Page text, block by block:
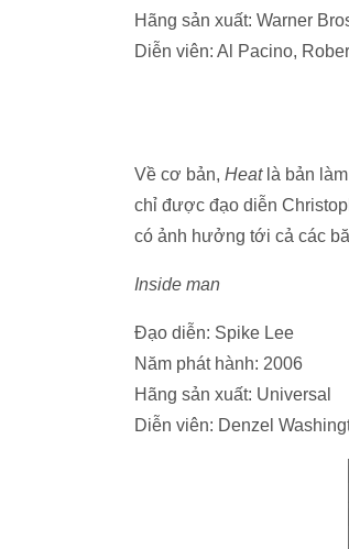
Hãng sản xuất: Warner
Diễn viên: Al Pacino,
Về cơ bản, Heatlà bản
chỉ được đạo diễn
có ảnh hưởng tới cả các
Inside man
Đạo diễn: Spike Lee
Năm phát hành: 2006
Hãng sản xuất: Universal
Diễn viên: Denzel